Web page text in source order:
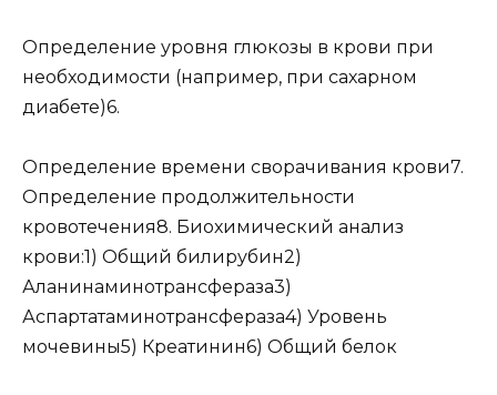
Определение уровня глюкозы в крови при
необходимости (например, при сахарном
диабете)6.
Определение времени сворачивания крови7.
Определение продолжительности
кровотечения8. Биохимический анализ
крови:1) Общий билирубин2)
Аланинаминотрансфераза3)
Аспартатаминотрансфераза4) Уровень
мочевины5) Креатинин6) Общий белок